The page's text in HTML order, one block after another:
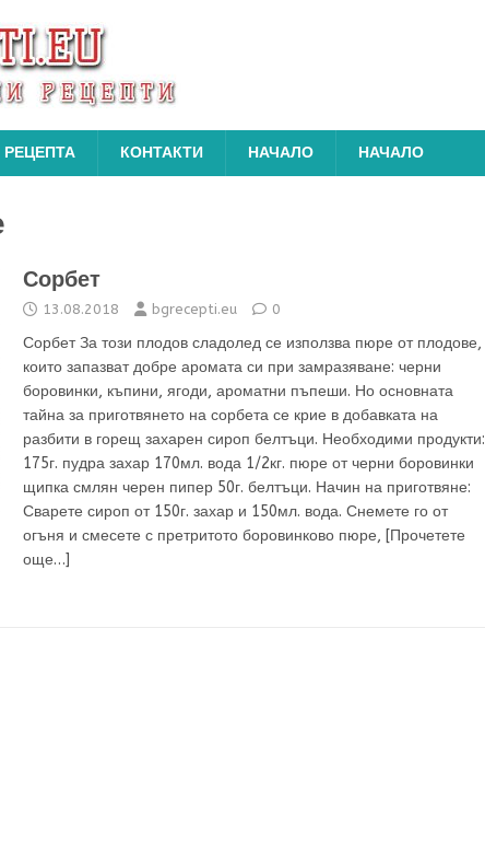
КОНТАКТИ НАЧАЛО НАЧАЛО
Сорбет
13.08.2018 bgrecepti.eu 0
Сорбет За този плодов сладолед се използва пюре от плодове,
които запазват добре аромата си при замразяване: черни
боровинки, къпини, ягоди, ароматни пъпеши. Но основната
тайна за приготвянето на сорбета се крие в добавката на
разбити в горещ захарен сироп белтъци. Необходими продукти:
175г. пудра захар 170мл. вода 1/2кг. пюре от черни боровинки
щипка смлян черен пипер 50г. белтъци. Начин на приготвяне:
Сварете сироп от 150г. захар и 150мл. вода. Снемете го от
огъня и смесете с претритото боровинково пюре, [Прочетете
още…]